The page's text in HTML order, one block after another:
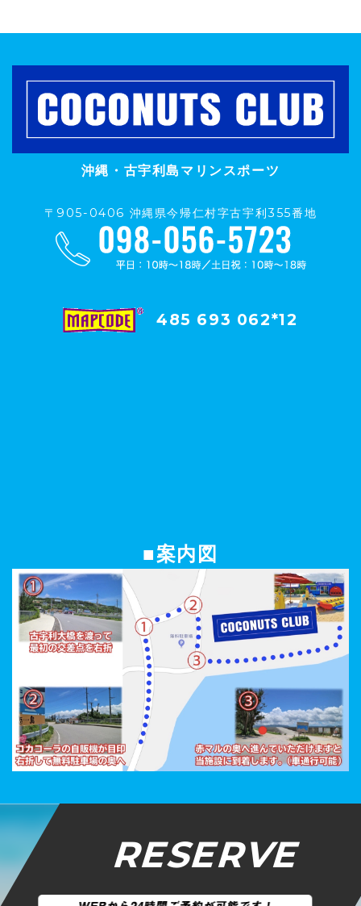
沖縄・古宇利島マリンスポーツ
〒905-0406 沖縄県今帰仁村字古宇利355番地
485 693 062*12
■案内図
RESERVE